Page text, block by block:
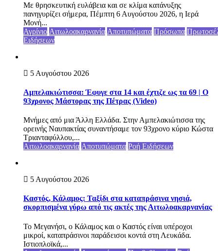
Με θρησκευτική ευλάβεια και σε κλίμα κατάνυξης
πανηγυρίζει σήμερα, Πέμπτη 6 Αυγούστου 2026, η Ιερά
Μονή...
Αγρίνιο Αιτωλοακαρνανία Αποτυπώματα Πρόσωπα
Ειδήσεων
5 Αυγούστου 2026
Αμπελακιώτισσα: Έφυγε στα 14 και έχτιζε ως τα 69 | Ο
93χρονος Μάστορας της Πέτρας (Video)
Μνήμες από μια Άλλη Ελλάδα. Στην Αμπελακιώτισσα της
ορεινής Ναυπακτίας συναντήσαμε τον 93χρονο κύριο Κώστα
Τριανταφύλλου,...
Αιτωλοακαρνανία Αποτυπώματα Ροή Ειδήσεων
5 Αυγούστου 2026
Καστός, Κάλαμος: Ταξίδι στα καταπράσινα νησιά,
σκορπισμένα γύρω από τις ακτές της Αιτωλοακαρνανίας
Το Μεγανήσι, ο Κάλαμος και ο Καστός είναι υπέροχοι
μικροί, καταπράσινοι παράδεισοι κοντά στη Λευκάδα.
Ιστιοπλοϊκά,...